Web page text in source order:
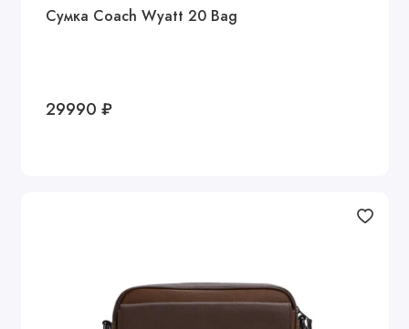
Сумка Coach Wyatt 20 Bag
29990 ₽